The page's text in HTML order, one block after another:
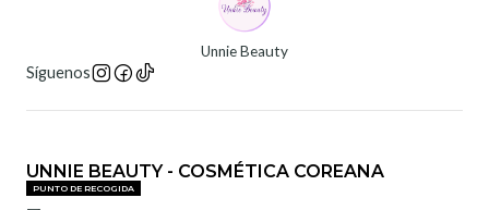
Unnie Beauty
Síguenos
UNNIE BEAUTY - COSMÉTICA COREANA
PUNTO DE RECOGIDA